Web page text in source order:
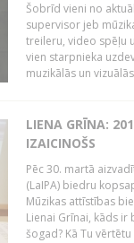
Šobrīd vieni no
supervisor jeb
treileru, video spēļu
vien starpnieka
muzikālās un
LIENA GRĪNA:
IZAICINOŠS
Pēc 30. martā
(LaIPA) biedru
Mūzikas attīstības
Lienai Grīnai, kāds ir
šogad? Kā Tu